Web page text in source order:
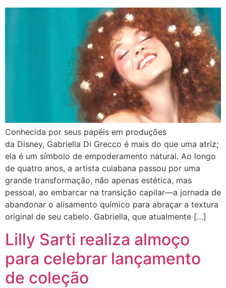
Conhecida por seus papéis em produções
da Disney, Gabriella Di Grecco é mais do que uma atriz;
ela é um símbolo de empoderamento natural. Ao longo
de quatro anos, a artista cuiabana passou por uma
grande transformação, não apenas estética, mas
pessoal, ao embarcar na transição capilar—a jornada de
abandonar o alisamento químico para abraçar a textura
original de seu cabelo. Gabriella, que atualmente […]
Lilly Sarti realiza almoço
para celebrar lançamento
de coleção